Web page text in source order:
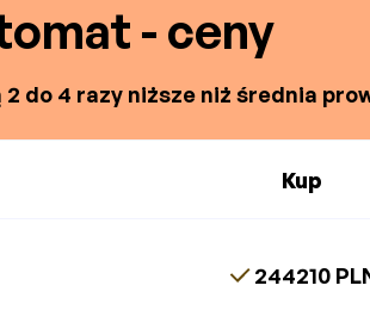
- ceny
do 4 razy niższe niż średnia
Kup
244210